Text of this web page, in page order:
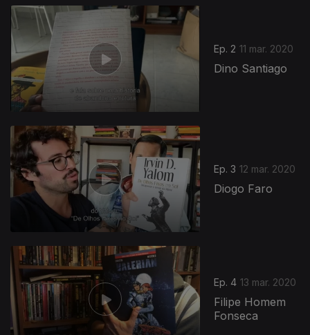
Ep. 2 11 mar. 2020
Dino Santiago
Ep. 3 12 mar. 2020
Diogo Faro
Ep. 4 13 mar. 2020
Filipe Homem
Fonseca